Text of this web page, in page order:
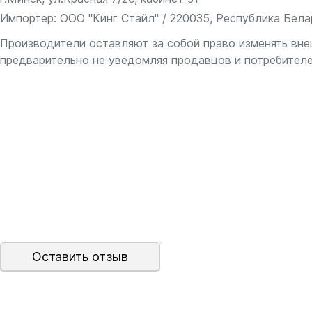
Импортер: ООО "Кинг Стайл" / 220035, Республика
Производители оставляют за собой право изменять
предварительно не уведомляя продавцов и
Оставить отзыв